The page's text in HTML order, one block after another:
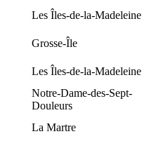
Les Îles-de-la-Madeleine
Grosse-Île
Les Îles-de-la-Madeleine
Notre-Dame-des-Sept-
Douleurs
La Martre